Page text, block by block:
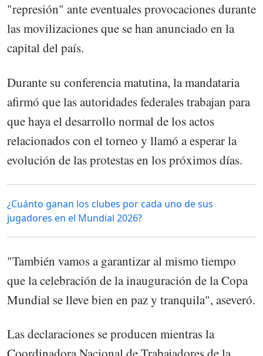
"represión" ante eventuales provocaciones durante
las movilizaciones que se han anunciado en la
capital del país.
Durante su conferencia matutina, la mandataria
afirmó que las autoridades federales trabajan para
que haya el desarrollo normal de los actos
relacionados con el torneo y llamó a esperar la
evolución de las protestas en los próximos días.
¿Cuánto ganan los clubes por cada uno de sus
jugadores en el Mundial 2026?
"También vamos a garantizar al mismo tiempo
que la celebración de la inauguración de la Copa
Mundial se lleve bien en paz y tranquila", aseveró.
Las declaraciones se producen mientras la